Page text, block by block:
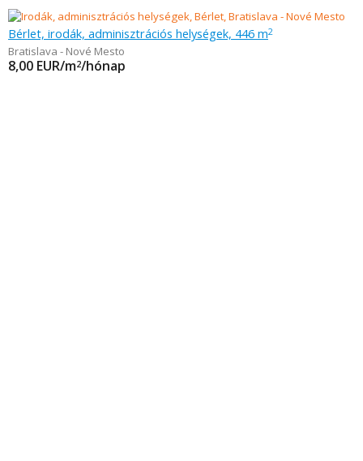
Bérlet, irodák, adminisztrációs helységek, 446 m2
Bratislava - Nové Mesto
8,00 EUR/m2/hónap